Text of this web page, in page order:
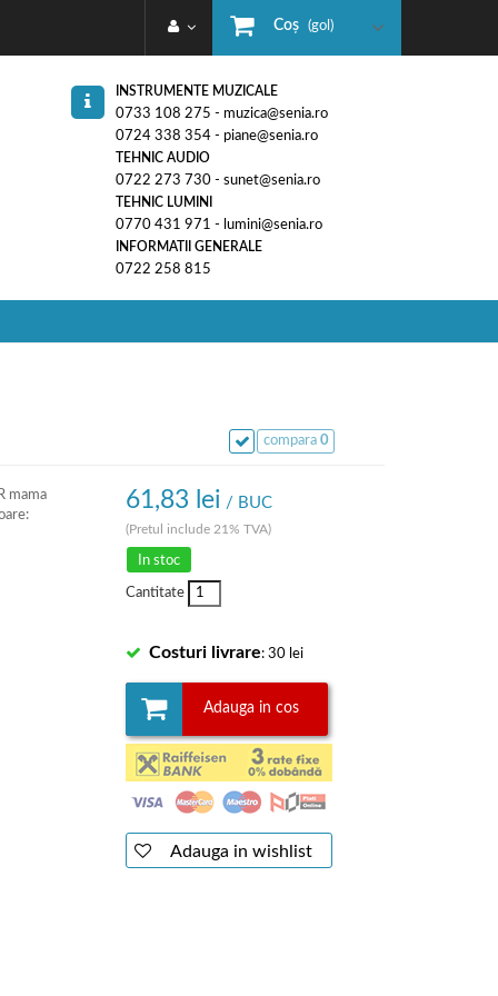
Coş (gol)
INSTRUMENTE MUZICALE
0733 108 275 - muzica@senia.ro
0724 338 354 - piane@senia.ro
TEHNIC AUDIO
0722 273 730 - sunet@senia.ro
TEHNIC LUMINI
0770 431 971 - lumini@senia.ro
INFORMATII GENERALE
0722 258 815
compara 0
mama
61,83 lei / BUC
(Pretul include 21% TVA)
In stoc
Cantitate
Costuri livrare: 30 lei
Adauga in cos
Adauga in wishlist